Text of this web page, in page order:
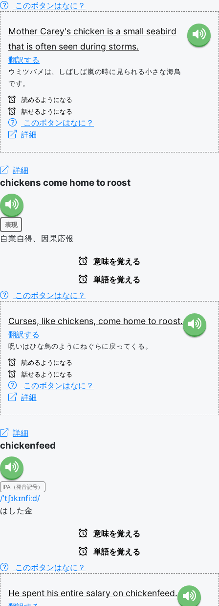
このボタンはなに？
Mother Carey's chicken is a small seabird
that is often seen during storms.
翻訳する
ウミツバメは、しばしば嵐の時に見られる小さな海鳥
です。
読めるようになる
話せるようになる
このボタンはなに？
詳細
詳細
chickens come home to roost
表現
自業自得、因果応報
意味を覚える
単語を覚える
このボタンはなに？
Curses, like chickens, come home to roost.
翻訳する
呪いはひな鳥のようにねぐらに戻ってくる。
読めるようになる
話せるようになる
このボタンはなに？
詳細
詳細
chickenfeed
IPA（発音記号）
/ˈtʃɪkɪnfiːd/
はした金
意味を覚える
単語を覚える
このボタンはなに？
He spent his entire salary on chickenfeed.